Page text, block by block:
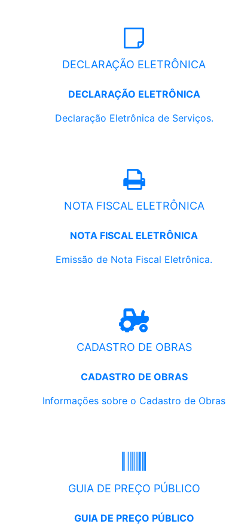
DECLARAÇÃO ELETRÔNICA
DECLARAÇÃO ELETRÔNICA
Declaração Eletrônica de Serviços.
NOTA FISCAL ELETRÔNICA
NOTA FISCAL ELETRÔNICA
Emissão de Nota Fiscal Eletrônica.
CADASTRO DE OBRAS
CADASTRO DE OBRAS
Informações sobre o Cadastro de Obras
GUIA DE PREÇO PÚBLICO
GUIA DE PREÇO PÚBLICO